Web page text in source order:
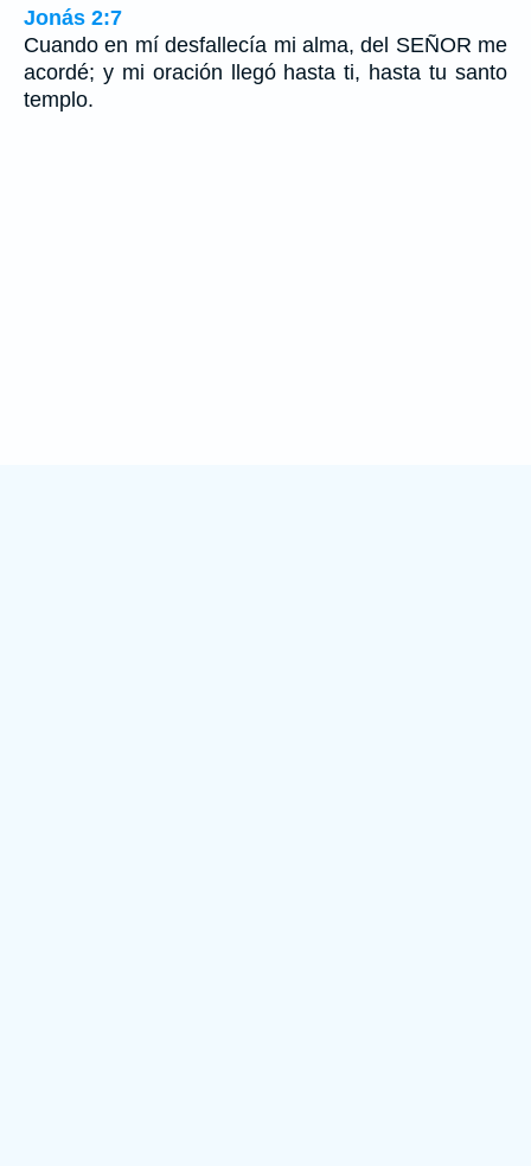
Jonás 2:7
Cuando en mí desfallecía mi alma, del SEÑOR me
acordé; y mi oración llegó hasta ti, hasta tu santo
templo.